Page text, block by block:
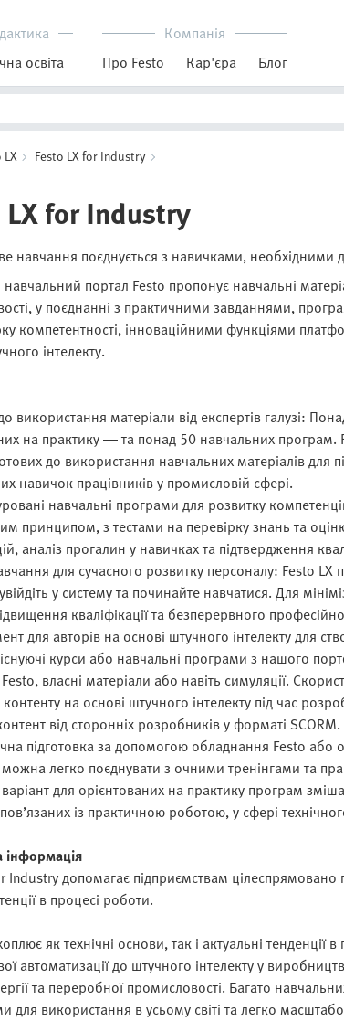
освіта
Компанія
Про Festo
Кар'єра Блог
LX Festo LX for Industry
LX for Industry
навчання поєднується з навичками, необхідними
портал Festo пропонує навчальні
у поєднанні з практичними завданнями,
компетентності, інноваційними функціями
інтелекту.
використання матеріали від експертів галузі:
на практику — та понад 50 навчальних
до використання навчальних матеріалів для
навичок працівників у промисловій сфері.
навчальні програми для розвитку
принципом, з тестами на перевірку знань та
аналіз прогалин у навичках та підтвердження
для сучасного розвитку персоналу: Festo LX
у систему та починайте навчатися. Для
кваліфікації та безперервного
для авторів на основі штучного інтелекту для
курси або навчальні програми з нашого
власні матеріали або навіть симуляції.
на основі штучного інтелекту під час
від сторонніх розробників у форматі SCORM.
підготовка за допомогою обладнання Festo або
можна легко поєднувати з очними тренінгами та
для орієнтованих на практику програм
із практичною роботою, у сфері
інформація
Industry допомагає підприємствам цілеспрямовано
в процесі роботи.
як технічні основи, так і актуальні
автоматизації до штучного інтелекту у
та переробної промисловості. Багато
для використання в усьому світі та легко